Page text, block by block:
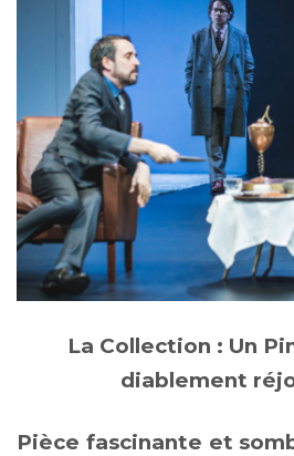
La Collection : Un
diablement
Pièce fascinante et